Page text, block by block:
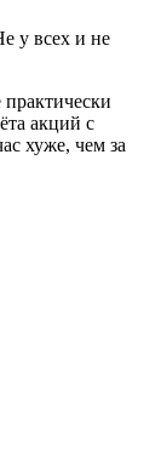
у всех и не
акций с
хуже, чем за